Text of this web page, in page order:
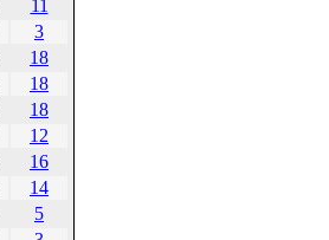
11
3
18
18
18
12
16
14
5